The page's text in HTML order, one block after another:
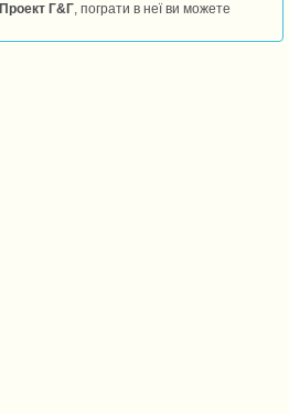
Проект Г&Г, пограти в неї ви можете